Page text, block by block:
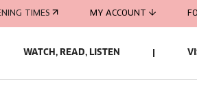
TIMES MY ACCOUNT
WATCH, READ, LISTEN